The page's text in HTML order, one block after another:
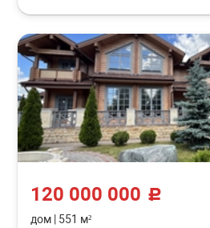
120 000 000 c
дом
551 м²